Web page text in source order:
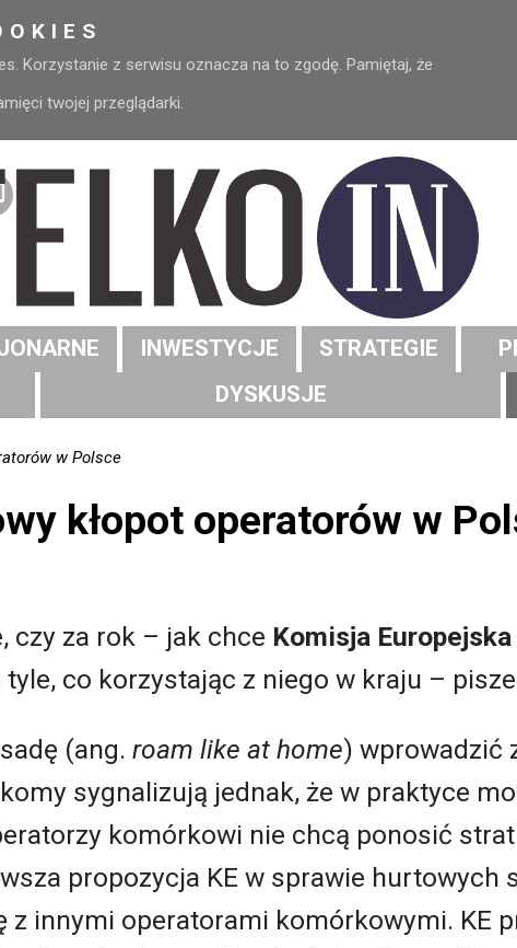
Korzystanie z serwisu oznacza na to zgodę. Pamiętaj, że
twojej przeglądarki.
INWESTYCJE STRATEGIE
DYSKUSJE
w Polsce
kłopot operatorów w
czy za rok – jak chce Komisja Europejska
tyle, co korzystając z niego w kraju – pisze
(ang. roam like at home) wprowadzić
sygnalizują jednak, że w praktyce
komórkowi nie chcą ponosić
propozycja KE w sprawie hurtowych
z innymi operatorami komórkowymi. KE